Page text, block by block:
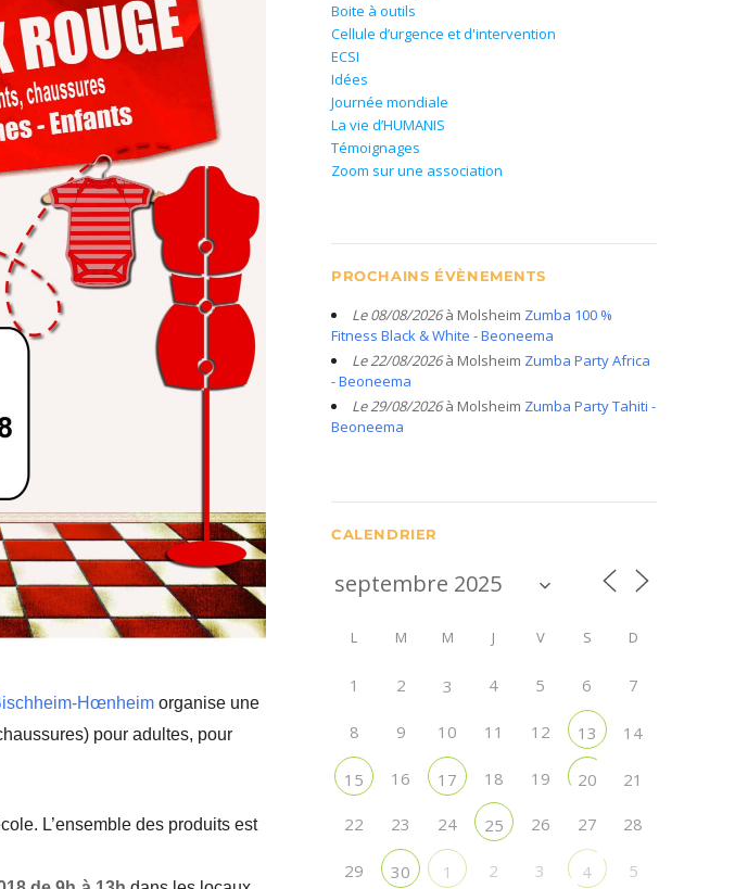
Hœnheim organise une
pour adultes, pour
L’ensemble des produits est
Boite à outils
Cellule d’urgence et d'intervention
ECSI
Idées
Journée mondiale
La vie d’HUMANIS
Témoignages
Zoom sur une association
PROCHAINS ÉVÈNEMENTS
Le 08/08/2026à Molsheim Zumba 100 %
Fitness Black & White - Beoneema
Le 22/08/2026à Molsheim Zumba Party Africa
- Beoneema
Le 29/08/2026à Molsheim Zumba Party Tahiti -
Beoneema
CALENDRIER
L M M J V S D
1 2 3 4 5 6 7
8 9 10 11 12 13 14
15 16 17 18 19 20 21
22 23 24 25 26 27 28
29 30 1 2 3 4 5